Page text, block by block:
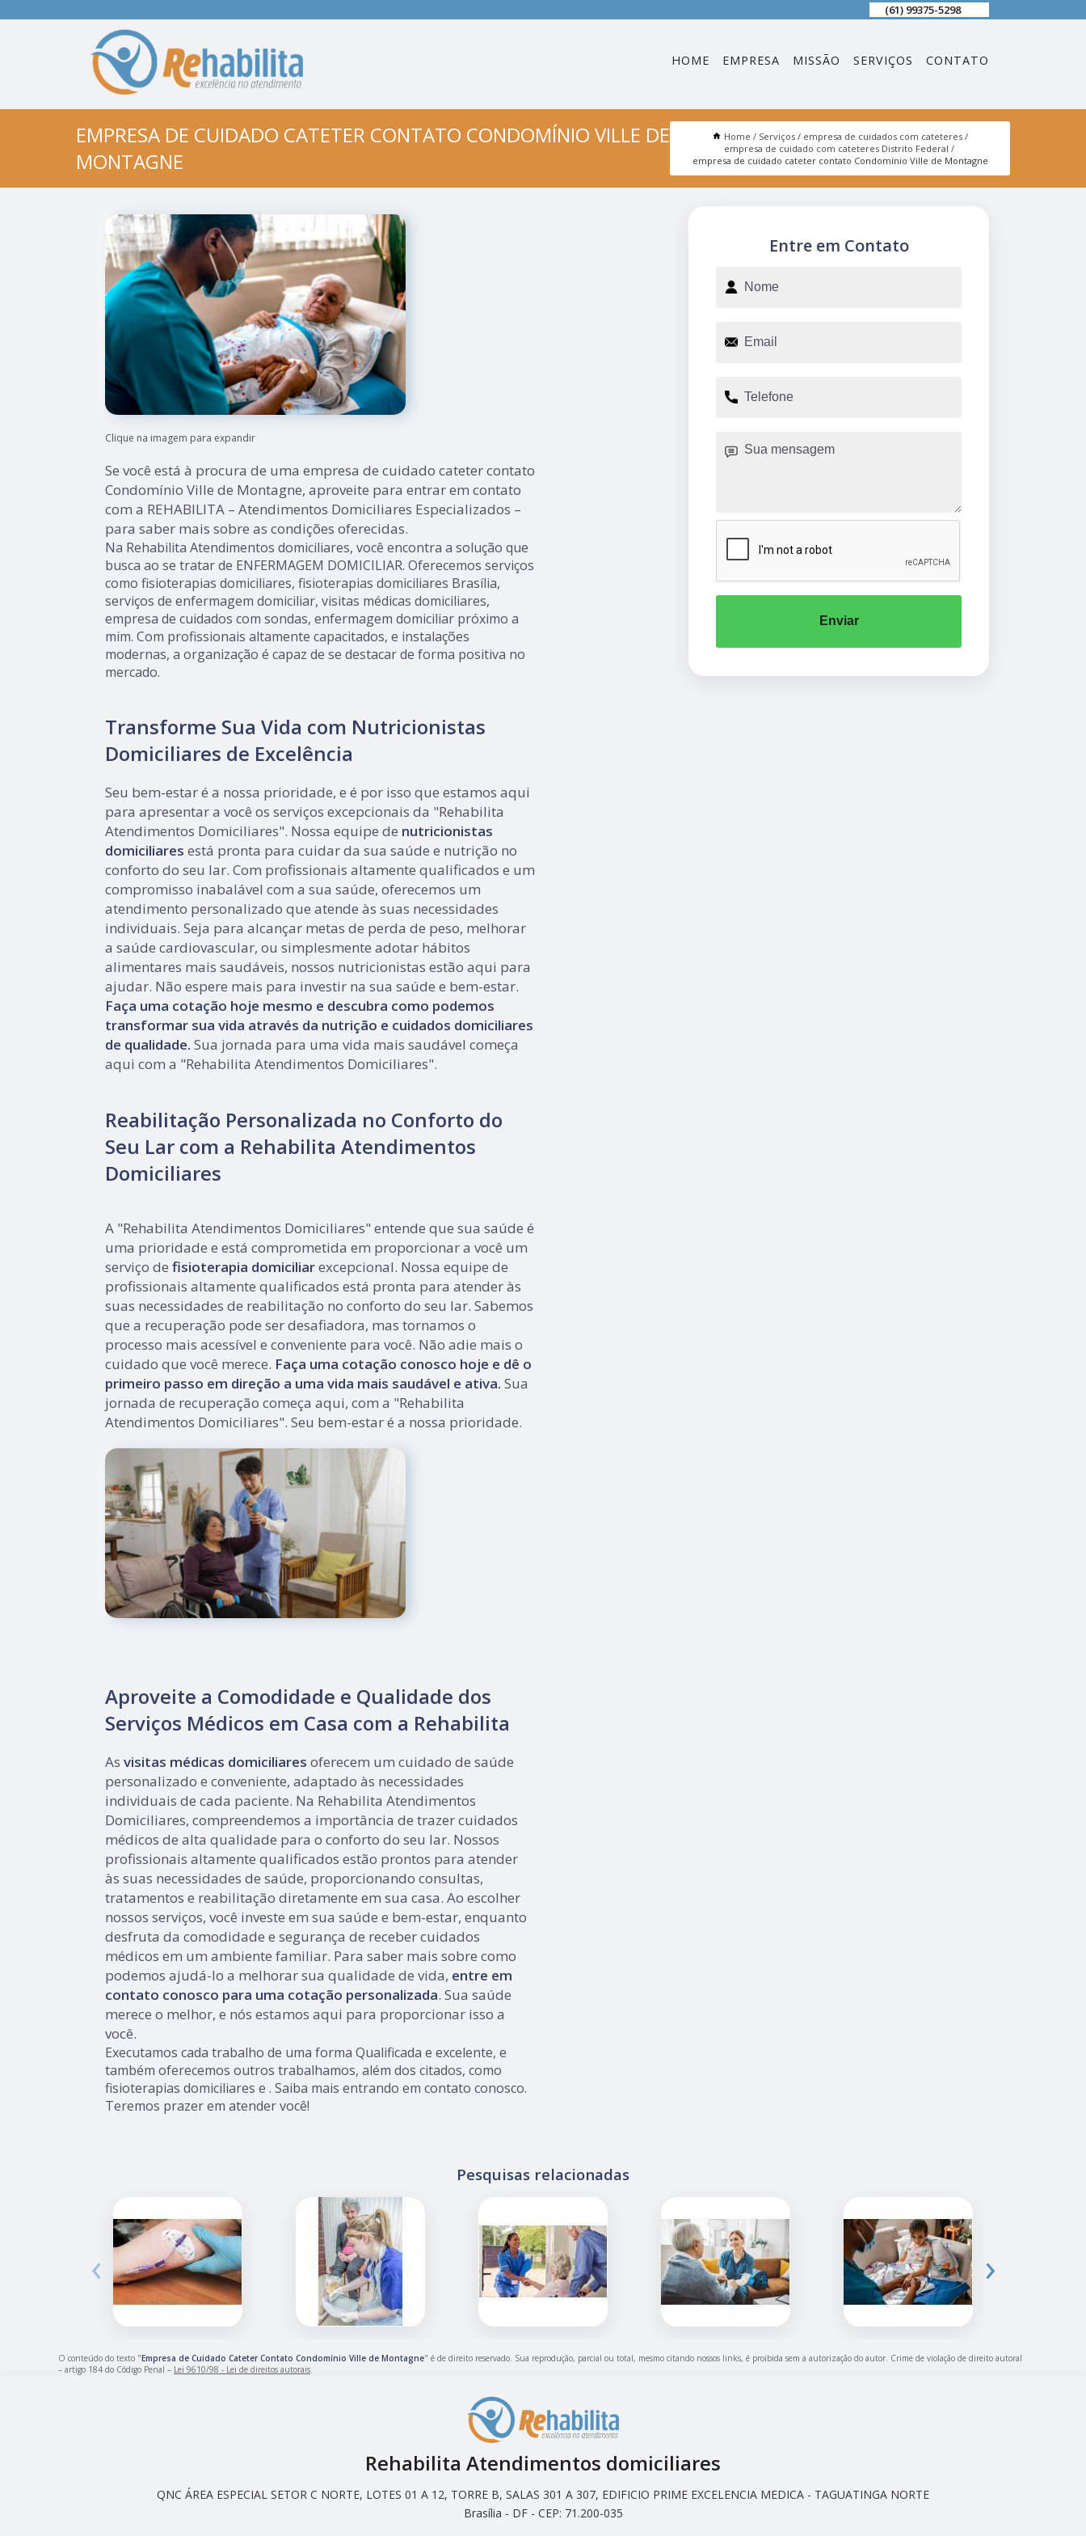
(61) 99375-5298
HOME EMPRESA MISSÃO SERVIÇOS CONTATO
EMPRESA DE CUIDADO CATETER CONTATO CONDOMÍNIO VILLE DE
MONTAGNE
Home Serviços
empresa de cuidados com cateteres
empresa de cuidado com cateteres Distrito Federal
empresa de cuidado cateter contato Condomínio Ville de Montagne
Clique na imagem para expandir
Se você está à procura de uma empresa de cuidado cateter contato
Condomínio Ville de Montagne, aproveite para entrar em contato
com a REHABILITA – Atendimentos Domiciliares Especializados –
para saber mais sobre as condições oferecidas.
Na Rehabilita Atendimentos domiciliares, você encontra a solução que
busca ao se tratar de ENFERMAGEM DOMICILIAR. Oferecemos serviços
como fisioterapias domiciliares, fisioterapias domiciliares Brasília,
serviços de enfermagem domiciliar, visitas médicas domiciliares,
empresa de cuidados com sondas, enfermagem domiciliar próximo a
mim. Com profissionais altamente capacitados, e instalações
modernas, a organização é capaz de se destacar de forma positiva no
mercado.
Transforme Sua Vida com Nutricionistas
Domiciliares de Excelência
Seu bem-estar é a nossa prioridade, e é por isso que estamos aqui
para apresentar a você os serviços excepcionais da "Rehabilita
Atendimentos Domiciliares". Nossa equipe de nutricionistas
domiciliares está pronta para cuidar da sua saúde e nutrição no
conforto do seu lar. Com profissionais altamente qualificados e um
compromisso inabalável com a sua saúde, oferecemos um
atendimento personalizado que atende às suas necessidades
individuais. Seja para alcançar metas de perda de peso, melhorar
a saúde cardiovascular, ou simplesmente adotar hábitos
alimentares mais saudáveis, nossos nutricionistas estão aqui para
ajudar. Não espere mais para investir na sua saúde e bem-estar.
Faça uma cotação hoje mesmo e descubra como podemos
transformar sua vida através da nutrição e cuidados domiciliares
de qualidade. Sua jornada para uma vida mais saudável começa
aqui com a "Rehabilita Atendimentos Domiciliares".
Reabilitação Personalizada no Conforto do
Seu Lar com a Rehabilita Atendimentos
Domiciliares
A "Rehabilita Atendimentos Domiciliares" entende que sua saúde é
uma prioridade e está comprometida em proporcionar a você um
serviço de fisioterapia domiciliarexcepcional. Nossa equipe de
profissionais altamente qualificados está pronta para atender às
suas necessidades de reabilitação no conforto do seu lar. Sabemos
que a recuperação pode ser desafiadora, mas tornamos o
processo mais acessível e conveniente para você. Não adie mais o
cuidado que você merece. Faça uma cotação conosco hoje e dê o
primeiro passo em direção a uma vida mais saudável e ativa. Sua
jornada de recuperação começa aqui, com a "Rehabilita
Atendimentos Domiciliares". Seu bem-estar é a nossa prioridade.
Aproveite a Comodidade e Qualidade dos
Serviços Médicos em Casa com a Rehabilita
As visitas médicas domiciliares oferecem um cuidado de saúde
personalizado e conveniente, adaptado às necessidades
individuais de cada paciente. Na Rehabilita Atendimentos
Domiciliares, compreendemos a importância de trazer cuidados
médicos de alta qualidade para o conforto do seu lar. Nossos
profissionais altamente qualificados estão prontos para atender
às suas necessidades de saúde, proporcionando consultas,
tratamentos e reabilitação diretamente em sua casa. Ao escolher
nossos serviços, você investe em sua saúde e bem-estar, enquanto
desfruta da comodidade e segurança de receber cuidados
médicos em um ambiente familiar. Para saber mais sobre como
podemos ajudá-lo a melhorar sua qualidade de vida, entre em
contato conosco para uma cotação personalizada. Sua saúde
merece o melhor, e nós estamos aqui para proporcionar isso a
você.
Executamos cada trabalho de uma forma Qualificada e excelente, e
também oferecemos outros trabalhamos, além dos citados, como
fisioterapias domiciliares e . Saiba mais entrando em contato conosco.
Teremos prazer em atender você!
Entre em Contato
Enviar
Pesquisas relacionadas
‹ ›
O conteúdo do texto "Empresa de Cuidado Cateter Contato Condomínio Ville de Montagne" é de direito reservado. Sua reprodução, parcial ou total, mesmo citando nossos links, é proibida sem a autorização do autor. Crime de violação de direito autoral
– artigo 184 do Código Penal – Lei 9610/98 - Lei de direitos autorais.
Rehabilita Atendimentos domiciliares
QNC ÁREA ESPECIAL SETOR C NORTE, LOTES 01 A 12, TORRE B, SALAS 301 A 307, EDIFICIO PRIME EXCELENCIA MEDICA - TAGUATINGA NORTE
Brasília - DF - CEP: 71.200-035